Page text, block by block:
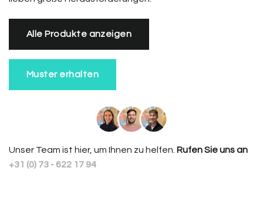
Alle Produkte anzeigen
Muster erhalten
Unser Team ist hier, um Ihnen zu helfen. Rufen Sie uns an
+31 (0) 73 - 622 17 94